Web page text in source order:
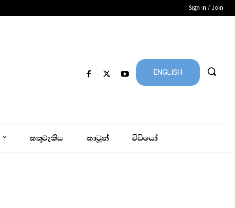
Sign in / Join
ENGLISH
කතුවැකිය කාටූන් විඩීයෝ